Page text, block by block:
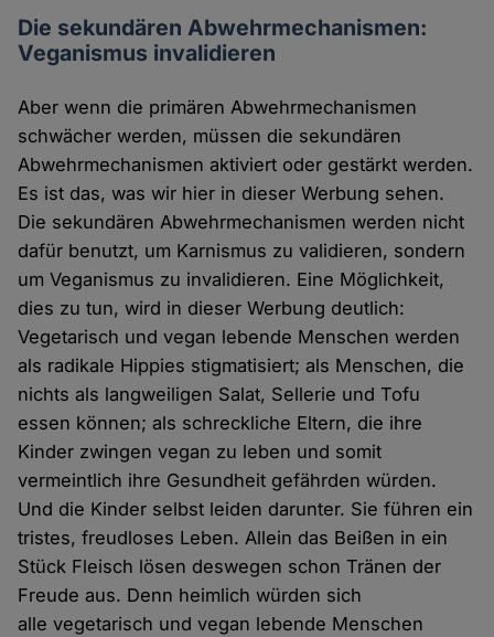
Die sekundären Abwehrmechanismen:
Veganismus invalidieren
Aber wenn die primären Abwehrmechanismen
schwächer werden, müssen die sekundären
Abwehrmechanismen aktiviert oder gestärkt werden.
Es ist das, was wir hier in dieser Werbung sehen.
Die sekundären Abwehrmechanismen werden nicht
dafür benutzt, um Karnismus zu validieren, sondern
um Veganismus zu invalidieren. Eine Möglichkeit,
dies zu tun, wird in dieser Werbung deutlich:
Vegetarisch und vegan lebende Menschen werden
als radikale Hippies stigmatisiert; als Menschen, die
nichts als langweiligen Salat, Sellerie und Tofu
essen können; als schreckliche Eltern, die ihre
Kinder zwingen vegan zu leben und somit
vermeintlich ihre Gesundheit gefährden würden.
Und die Kinder selbst leiden darunter. Sie führen ein
tristes, freudloses Leben. Allein das Beißen in ein
Stück Fleisch lösen deswegen schon Tränen der
Freude aus. Denn heimlich würden sich
alle vegetarisch und vegan lebende Menschen